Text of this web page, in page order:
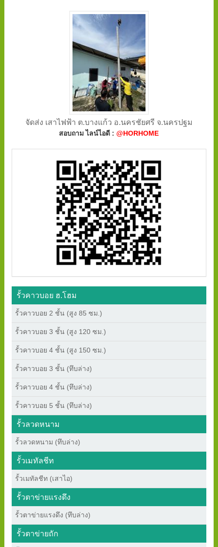
จัดส่ง เสาไฟฟ้า ต.บางแก้ว อ.นครชัยศรี จ.นครปฐม
สอบถาม ไลน์ไอดี :@HORHOME
รั้วคาวบอย ฮ.โฮม
รั้วคาวบอย 2 ชั้น (สูง 85 ซม.)
รั้วคาวบอย 3 ชั้น (สูง 120 ซม.)
รั้วคาวบอย 4 ชั้น (สูง 150 ซม.)
รั้วคาวบอย 3 ชั้น (ทึบล่าง)
รั้วคาวบอย 4 ชั้น (ทึบล่าง)
รั้วคาวบอย 5 ชั้น (ทึบล่าง)
รั้วลวดหนาม
รั้วลวดหนาม (ทึบล่าง)
รั้วเมทัลชีท
รั้วเมทัลชีท (เสาไอ)
รั้วตาข่ายแรงดึง
รั้วตาข่ายแรงดึง (ทึบล่าง)
รั้วตาข่ายถัก